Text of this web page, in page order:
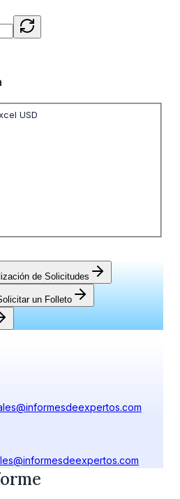
USD
de Solicitudes
un Folleto